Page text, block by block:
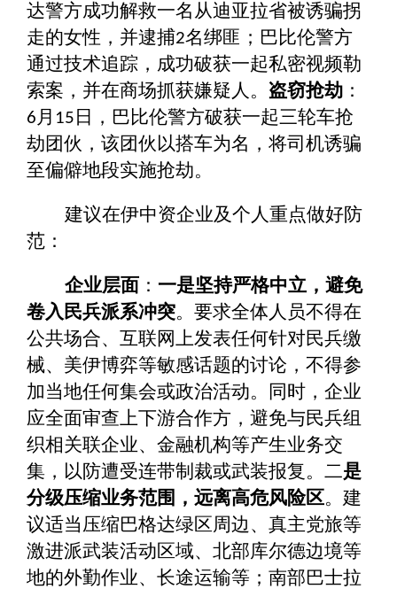
达警方成功解救一名从迪亚拉省被诱骗拐
走的女性，并逮捕2名绑匪；巴比伦警方
通过技术追踪，成功破获一起私密视频勒
索案，并在商场抓获嫌疑人。 盗窃抢劫 ：
6月 15 日，巴比伦警方破获一起三轮车抢
劫团伙，该团伙以搭车为名，将司机诱骗
至偏僻地段实施抢劫。
建议在伊中资企业及个人重点做好防
范：
企业层面 ： 一是坚持严格中立，避免
卷入民兵派系冲突。要求全体人员不得在
公共场合、互联网上发表任何针对民兵缴
械、美伊博弈等敏感话题的讨论，不得参
加当地任何集会或政治活动。同时，企业
应全面审查上下游合作方，避免与民兵组
织相关联企业、金融机构等产生业务交
集，以防遭受连带制裁或武装报复。二是
分级压缩业务范围，远离高危风险区。建
议适当压缩巴格达绿区周边、真主党旅等
激进派武装活动区域、北部库尔德边境等
地的外勤作业、长途运输等；南部巴士拉